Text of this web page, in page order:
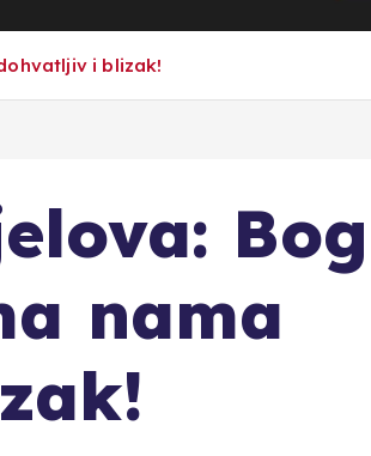
i blizak!
Bog
nama